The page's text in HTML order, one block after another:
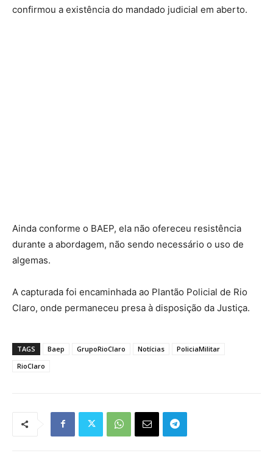
confirmou a existência do mandado judicial em aberto.
Ainda conforme o BAEP, ela não ofereceu resistência
durante a abordagem, não sendo necessário o uso de
algemas.
A capturada foi encaminhada ao Plantão Policial de Rio
Claro, onde permaneceu presa à disposição da Justiça.
TAGS Baep GrupoRioClaro Notícias
PoliciaMilitar
RioClaro